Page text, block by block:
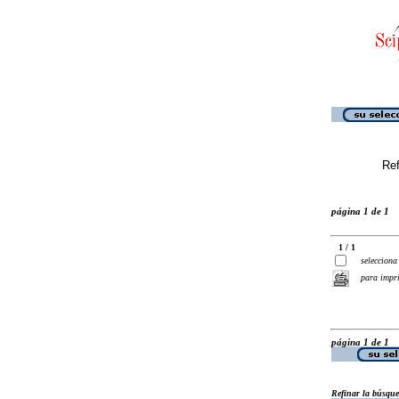
página 1 de 1
1 / 1
selecciona
para
página 1 de 1
Refinar la